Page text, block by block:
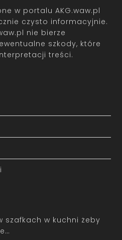
w portalu AKG.waw.pl
czysto informacyjnie.
nie bierze
szkody, które
treści.
szafkach w kuchni żeby